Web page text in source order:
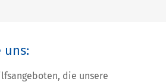
uns:
die unsere